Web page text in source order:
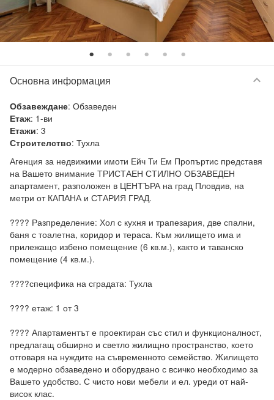
Основна информация keyboard_arrow_down
Обзавеждане: Обзаведен
Етаж: 1-ви
Етажи: 3
Строителство: Тухла
Агенция за недвижими имоти Ейч Ти Ем Пропъртис представя
на Вашето внимание ТРИСТАЕН СТИЛНО ОБЗАВЕДЕН
апартамент, разположен в ЦЕНТЪРА на град Пловдив, на
метри от КАПАНА и СТАРИЯ ГРАД.
???? Разпределение: Хол с кухня и трапезария, две спални,
баня с тоалетна, коридор и тераса. Към жилището има и
прилежащо избено помещение (6 кв.м.), както и таванско
помещение (4 кв.м.).
????специфика на сградата: Тухла
???? етаж: 1 от 3
???? Апартаментът е проектиран със стил и функционалност,
предлагащ обширно и светло жилищно пространство, което
отговаря на нуждите на съвременното семейство. Жилището
е модерно обзаведено и оборудвано с всичко необходимо за
Вашето удобство. С чисто нови мебели и ел. уреди от най-
висок клас.